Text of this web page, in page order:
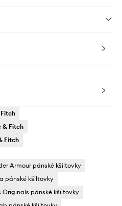
& Fitch
Fitch
Armour pánské kšiltovky
pánské kšiltovky
Originals pánské kšiltovky